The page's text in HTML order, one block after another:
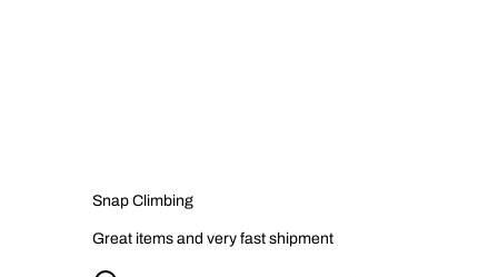
Snap Climbing
Great items and very fast shipment